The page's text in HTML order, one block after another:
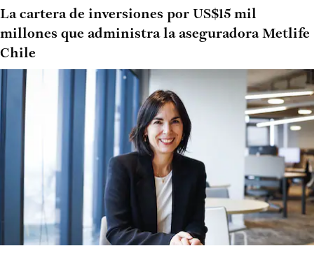
La cartera de inversiones por US$15 mil
millones que administra la aseguradora Metlife
Chile